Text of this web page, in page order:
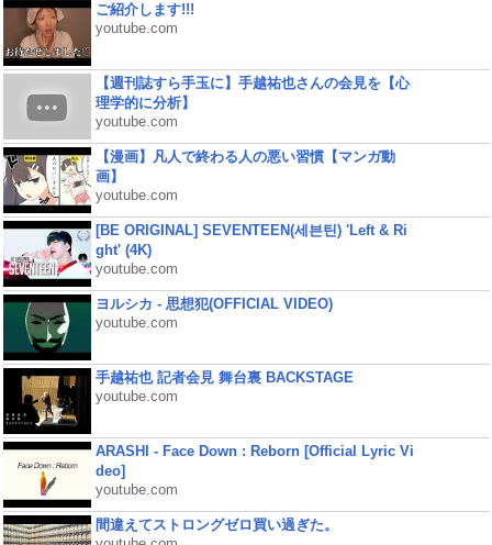
ご紹介します!!!
youtube.com
【週刊誌すら手玉に】手越祐也さんの会見を【心
理学的に分析】
youtube.com
【漫画】凡人で終わる人の悪い習慣【マンガ動
画】
youtube.com
[BE ORIGINAL] SEVENTEEN(세븐틴) 'Left & Ri
ght' (4K)
youtube.com
ヨルシカ - 思想犯(OFFICIAL VIDEO)
youtube.com
手越祐也 記者会見 舞台裏 BACKSTAGE
youtube.com
ARASHI - Face Down : Reborn [Official Lyric Vi
deo]
youtube.com
間違えてストロングゼロ買い過ぎた。